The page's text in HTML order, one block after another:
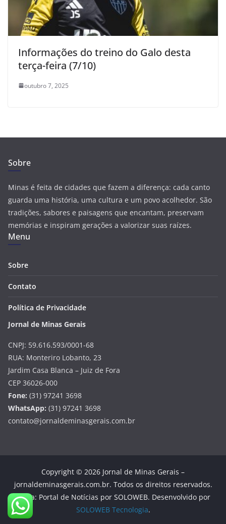
Informações do treino do Galo desta
terça-feira (7/10)
outubro 7, 2025
Sobre
Minas é feita de cidades que fazem a diferença: cada canto
guarda uma história, uma cultura e um povo acolhedor. São
tradições, sabores e paisagens que encantam, preservam
memórias e inspiram gerações a valorizar suas raízes.
Menu
Sobre
Contato
Política de Privacidade
Jornal de Minas Gerais
CNPJ: 59.616.593/0001-68
RUA: Monteriro Lobanto, 23
Jardim Casa Blanca – Juiz de Fora
CEP 36026-000
Fone: (31) 97241 3698
WhatsApp: (31) 97241 3698
contato@jornaldeminasgerais.com.br
Copyright © 2026 Jornal de Minas Gerais –
jornaldeminasgerais.com.br. Todos os direitos reservados.
Tema: Portal de Notícias por SOLOWEB. Desenvolvido por
SOLOWEB Tecnologia.